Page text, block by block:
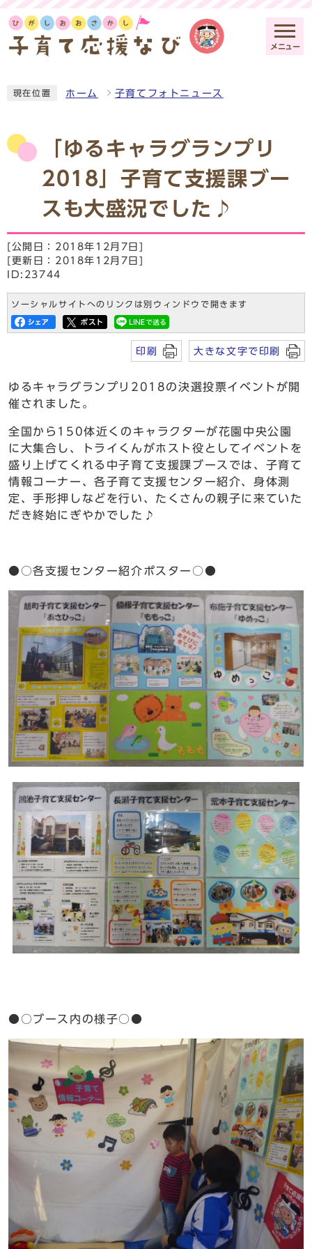
メニュー
現在位置 ホーム 子育てフォトニュース
「ゆるキャラグランプリ
2018」子育て支援課ブー
スも大盛況でした♪
[公開日：2018年12月7日]
[更新日：2018年12月7日]
ID:23744
ソーシャルサイトへのリンクは別ウィンドウで開きます
印刷 大きな文字で印刷
ゆるキャラグランプリ2018の決選投票イベントが開
催されました。
全国から150体近くのキャラクターが花園中央公園
に大集合し、トライくんがホスト役としてイベントを
盛り上げてくれる中子育て支援課ブースでは、子育て
情報コーナー、各子育て支援センター紹介、身体測
定、手形押しなどを行い、たくさんの親子に来ていた
だき終始にぎやかでした♪
●○各支援センター紹介ポスター○●
●○ブース内の様子○●